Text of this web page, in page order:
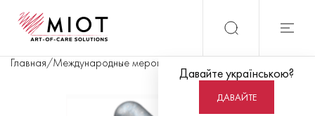
Давайте українською?
ДАВАЙТЕ
Главная/Международные мероприятия